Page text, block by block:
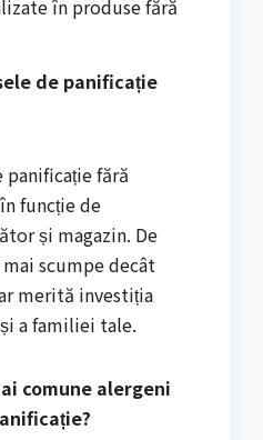
în produse fără
de panificație
fără
funcție de
și magazin. De
scumpe decât
merită investiția
a familiei tale.
comune alergeni